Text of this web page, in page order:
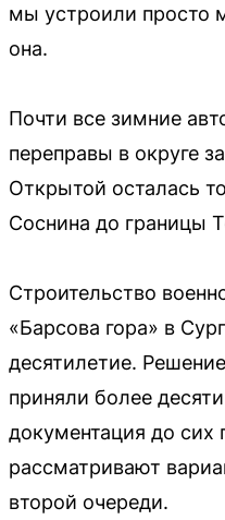
мы устроили просто
она.
Почти все зимние
переправы в округе
Открытой осталась
Соснина до границы
Строительство
«Барсова гора» в
десятилетие.
приняли более
документация до сих
рассматривают
второй очереди.